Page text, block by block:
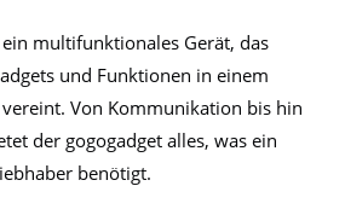
multifunktionales Gerät, das
und Funktionen in einem
Von Kommunikation bis hin
der gogogadget alles, was ein
benötigt.